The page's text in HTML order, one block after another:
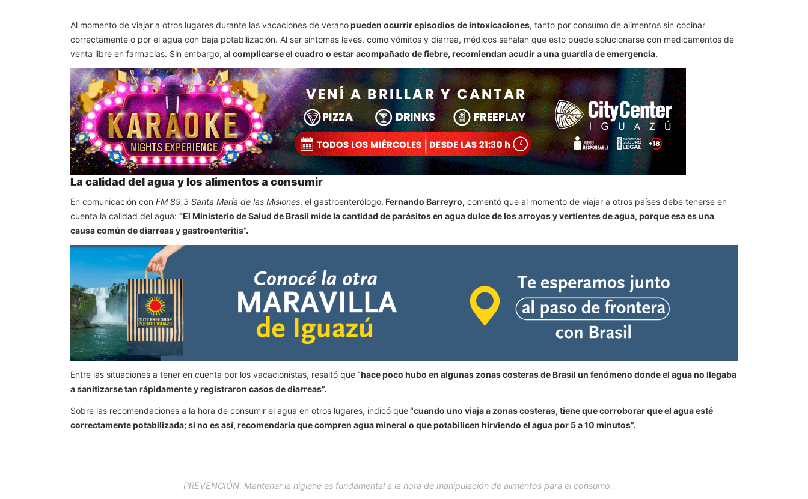
Al momento de viajar a otros lugares durante las vacaciones de veranopueden ocurrir episodios de intoxicaciones, tanto por consumo de alimentos sin cocinar
correctamente o por el agua con baja potabilización. Al ser síntomas leves, como vómitos y diarrea, médicos señalan que esto puede solucionarse con medicamentos de
venta libre en farmacias. Sin embargo, al complicarse el cuadro o estar acompañado de fiebre, recomiendan acudir a una guardia de emergencia.
La calidad del agua y los alimentos a consumir
En comunicación con FM 89.3 Santa María de las Misiones, el gastroenterólogo, Fernando Barreyro, comentó que al momento de viajar a otros países debe tenerse en
cuenta la calidad del agua: “El Ministerio de Salud de Brasil mide la cantidad de parásitos en agua dulce de los arroyos y vertientes de agua, porque esa es una
causa común de diarreas y gastroenteritis”.
Entre las situaciones a tener en cuenta por los vacacionistas, resaltó que“hace poco hubo en algunas zonas costeras de Brasil un fenómeno donde el agua no llegaba
a sanitizarse tan rápidamente y registraron casos de diarreas”.
Sobre las recomendaciones a la hora de consumir el agua en otros lugares, indicó que“cuando uno viaja a zonas costeras, tiene que corroborar que el agua esté
correctamente potabilizada; si no es así, recomendaría que compren agua mineral o que potabilicen hirviendo el agua por 5 a 10 minutos”.
PREVENCIÓN. Mantener la higiene es fundamental a la hora de manipulación de alimentos para el consumo.